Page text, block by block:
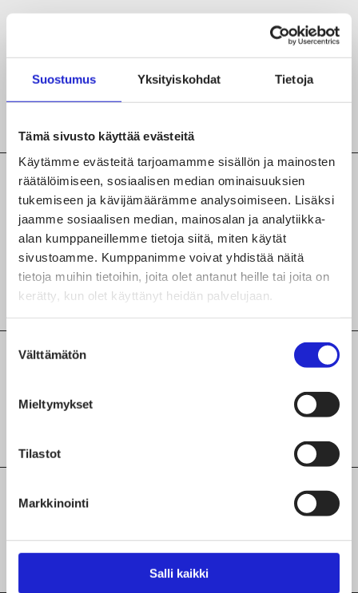
Suostumus Yksityiskohdat Tietoja
Tämä sivusto käyttää evästeitä
Käytämme evästeitä tarjoamamme sisällön ja mainosten
räätälöimiseen, sosiaalisen median ominaisuuksien
tukemiseen ja kävijämäärämme analysoimiseen. Lisäksi
jaamme sosiaalisen median, mainosalan ja analytiikka-
alan kumppaneillemme tietoja siitä, miten käytät
sivustoamme. Kumppanimme voivat yhdistää näitä
tietoja muihin tietoihin, joita olet antanut heille tai joita on
kerätty, kun olet käyttänyt heidän palvelujaan.
valinta
Välttämätön
Mieltymykset
Tilastot
Markkinointi
Salli kaikki
päivittäispukeutuminen, juhlavaatteet, suoja- ja
työvaatteet)
Mitä tekstiili- ja vaatealan tuotantoa tai
palvelua yritys tekee?
Brodeeraus ja tikkaus
Mittatilaus-ja korjausompelu
Maakunta
Pohjanmaa